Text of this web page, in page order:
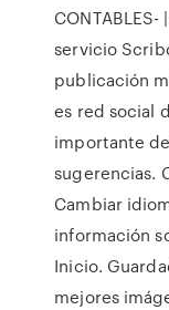
servicio
publicación
es red social
importante
sugerencias.
Cambiar
información
Inicio.
mejores